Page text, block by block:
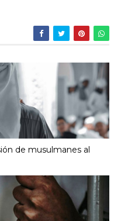
de musulmanes al